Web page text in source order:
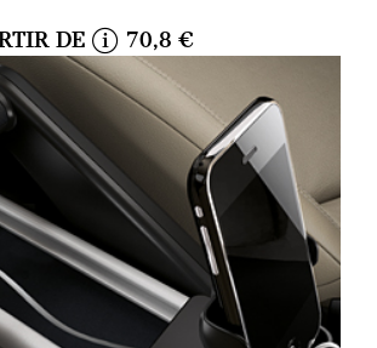
DE
i
n
o
70,8 €